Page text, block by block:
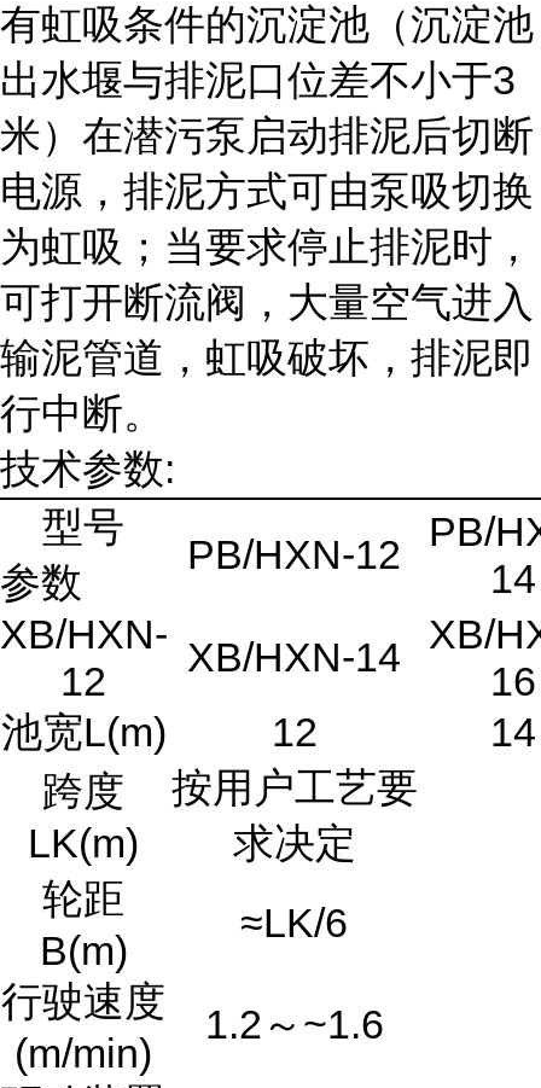
有虹吸条件的沉淀池（沉淀池
出水堰与排泥口位差不小于3
米）在潜污泵启动排泥后切断
电源，排泥方式可由泵吸切换
为虹吸；当要求停止排泥时，
可打开断流阀，大量空气进入
输泥管道，虹吸破坏，排泥即
行中断。
技术参数:
型号
参数
PB/HXN-12
PB/
14
XB/HXN-
12
XB/HXN-14
XB/
16
池宽L(m)
12
14
跨度
LK(m)
按用户工艺要
求决定
轮距
B(m)
≈LK/6
行驶速度
(m/min)
1.2～~1.6